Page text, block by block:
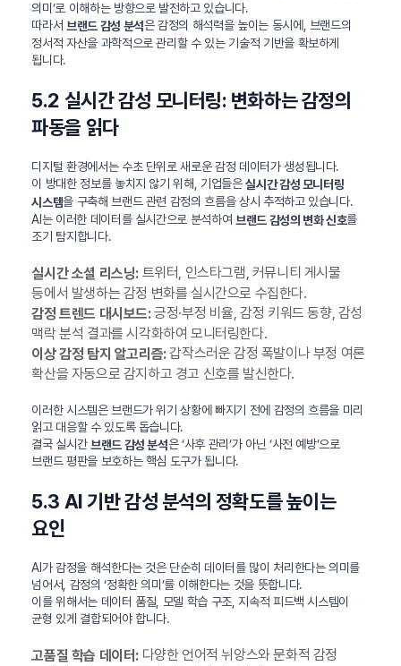
의미’로 이해하는 방향으로 발전하고 있습니다.
따라서 브랜드 감성 분석은 감정의 해석력을 높이는 동시에, 브랜드의
정서적 자산을 과학적으로 관리할 수 있는 기술적 기반을 확보하게
됩니다.
5.2 실시간 감성 모니터링: 변화하는 감정의
파동을 읽다
디지털 환경에서는 수초 단위로 새로운 감정 데이터가 생성됩니다.
이 방대한 정보를 놓치지 않기 위해, 기업들은실시간 감성 모니터링
시스템을 구축해 브랜드 관련 감정의 흐름을 상시 추적하고 있습니다.
AI는 이러한 데이터를 실시간으로 분석하여 브랜드 감성의 변화 신호를
조기 탐지합니다.
실시간 소셜 리스닝:트위터, 인스타그램, 커뮤니티 게시물
등에서 발생하는 감정 변화를 실시간으로 수집한다.
감정 트렌드 대시보드:긍정·부정 비율, 감정 키워드 동향, 감성
맥락 분석 결과를 시각화하여 모니터링한다.
이상 감정 탐지 알고리즘:갑작스러운 감정 폭발이나 부정 여론
확산을 자동으로 감지하고 경고 신호를 발신한다.
이러한 시스템은 브랜드가 위기 상황에 빠지기 전에 감정의 흐름을 미리
읽고 대응할 수 있도록 돕습니다.
결국 실시간브랜드 감성 분석은 ‘사후 관리’가 아닌 ‘사전 예방’으로
브랜드 평판을 보호하는 핵심 도구가 됩니다.
5.3 AI 기반 감성 분석의 정확도를 높이는
요인
AI가 감정을 해석한다는 것은 단순히 데이터를 많이 처리한다는 의미를
넘어서, 감정의 ‘정확한 의미’를 이해한다는 것을 뜻합니다.
이를 위해서는 데이터 품질, 모델 학습 구조, 지속적 피드백 시스템이
균형 있게 결합되어야 합니다.
고품질 학습 데이터:다양한 언어적 뉘앙스와 문화적 감정